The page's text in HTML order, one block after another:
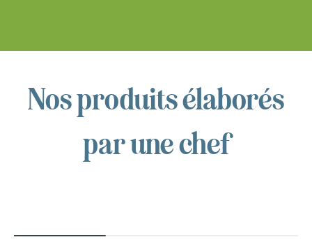
Nos produits élaborés
par une chefNUTS
FOR